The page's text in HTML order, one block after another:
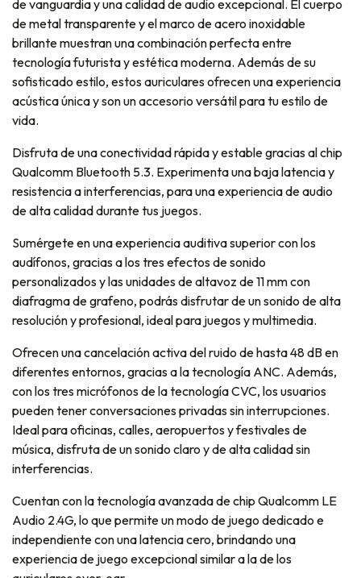
de vanguardia y una calidad de audio excepcional. El cuerpo
de metal transparente y el marco de acero inoxidable
brillante muestran una combinación perfecta entre
tecnología futurista y estética moderna. Además de su
sofisticado estilo, estos auriculares ofrecen una experiencia
acústica única y son un accesorio versátil para tu estilo de
vida.
Disfruta de una conectividad rápida y estable gracias al chip
Qualcomm Bluetooth 5.3. Experimenta una baja latencia y
resistencia a interferencias, para una experiencia de audio
de alta calidad durante tus juegos.
Sumérgete en una experiencia auditiva superior con los
audífonos, gracias a los tres efectos de sonido
personalizados y las unidades de altavoz de 11 mm con
diafragma de grafeno, podrás disfrutar de un sonido de alta
resolución y profesional, ideal para juegos y multimedia.
Ofrecen una cancelación activa del ruido de hasta 48 dB en
diferentes entornos, gracias a la tecnología ANC. Además,
con los tres micrófonos de la tecnología CVC, los usuarios
pueden tener conversaciones privadas sin interrupciones.
Ideal para oficinas, calles, aeropuertos y festivales de
música, disfruta de un sonido claro y de alta calidad sin
interferencias.
Cuentan con la tecnología avanzada de chip Qualcomm LE
Audio 2.4G, lo que permite un modo de juego dedicado e
independiente con una latencia cero, brindando una
experiencia de juego excepcional similar a la de los